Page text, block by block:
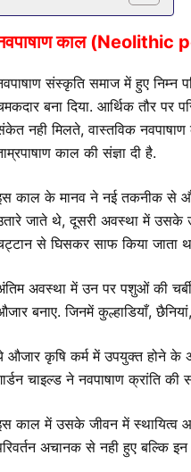
काल (Neolithic
संस्कृति समाज में हुए निम्न
बना दिया. आर्थिक तौर पर
नही मिलते, वास्तविक नवपाषाण
काल की संज्ञा दी है.
काल के मानव ने नई तकनीक से
जाते थे, दूसरी अवस्था में उसके
से घिसकर साफ किया जाता
अवस्था में उन पर पशुओं की
बनाए. जिनमें कुल्हाडियाँ,
औजार कृषि कर्म में उपयुक्त होने के
चाइल्ड ने नवपाषाण क्रांति
काल में उसके जीवन में स्थायित्व आ
अचानक से नही हुए बल्कि